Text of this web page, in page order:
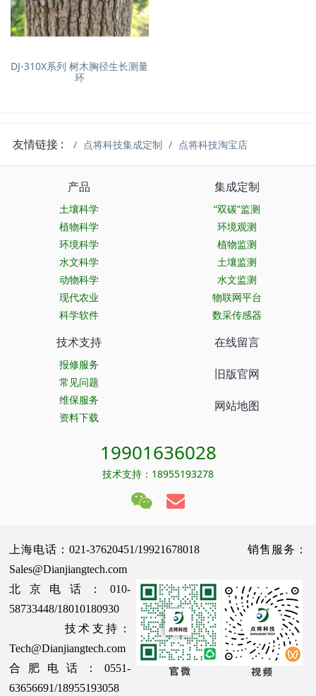
DJ-310X系列 树木胸径生长测量
环
友情链接 : 点将科技集成定制 点将科技淘宝店
产品
土壤科学
植物科学
环境科学
水文科学
动物科学
现代农业
科学软件
集成定制
“双碳”监测
环境观测
植物监测
土壤监测
水文监测
物联网平台
数采传感器
技术支持
报修服务
常见问题
维保服务
资料下载
在线留言
旧版官网
网站地图
19901636028
技术支持：18955193278
上海电话：021-37620451/19921678018 销售服务：
Sales@Dianjiangtech.com
北京电话：010-
58733448/18010180930
技术支持：
Tech@Dianjiangtech.com
合肥电话：0551-
63656691/18955193058